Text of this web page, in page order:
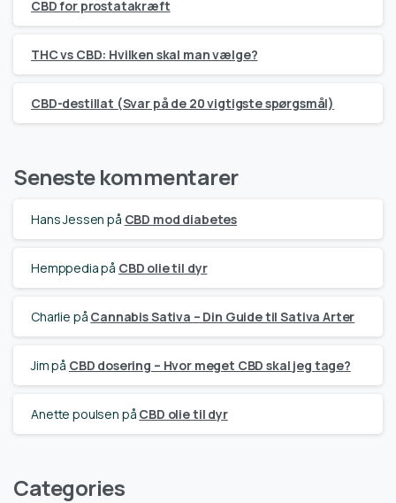
CBD for prostatakræft
THC vs CBD: Hvilken skal man vælge?
CBD-destillat (Svar på de 20 vigtigste spørgsmål)
Seneste kommentarer
Hans Jessen på CBD mod diabetes
Hemppediapå CBD olie til dyr
Charlie på Cannabis Sativa – Din Guide til Sativa Arter
Jimpå CBD dosering – Hvor meget CBD skal jeg tage?
Anette poulsen på CBD olie til dyr
Categories